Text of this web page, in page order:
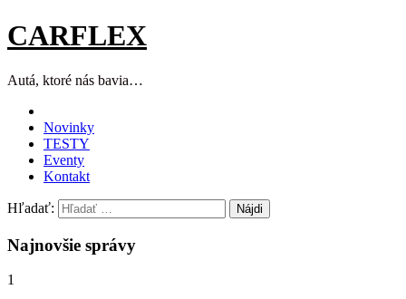
CARFLEX
Autá, ktoré nás bavia…
Novinky
TESTY
Eventy
Kontakt
Hľadať:
Najnovšie správy
1